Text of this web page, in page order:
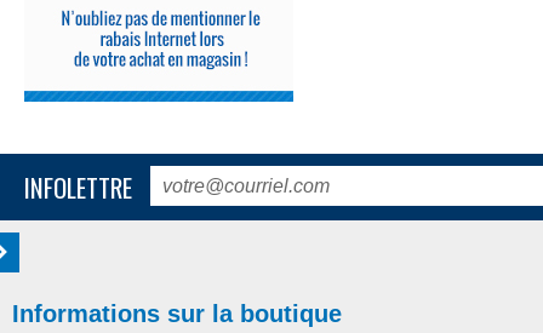
INFOLETTRE
Informations sur la boutique